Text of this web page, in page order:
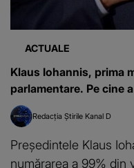
ACTUALE
Klaus Iohannis, prima
parlamentare. Pe cine
Redacția Știrile Kanal D
Preşedintele Klaus
numărarea a 99% din